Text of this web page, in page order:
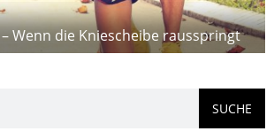
Wenn die Kniescheibe rausspringt
SUCHE